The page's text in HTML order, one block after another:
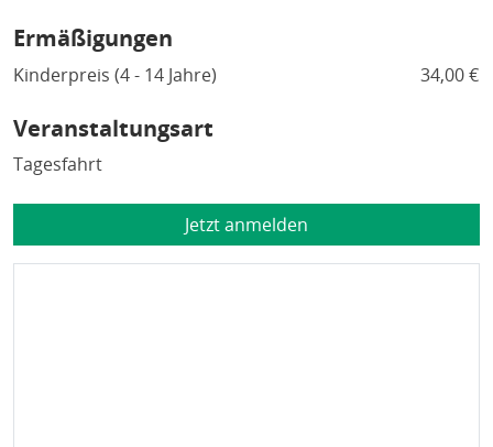
Ermäßigungen
Kinderpreis (4 - 14 Jahre) 34,00 €
Veranstaltungsart
Tagesfahrt
Jetzt anmelden